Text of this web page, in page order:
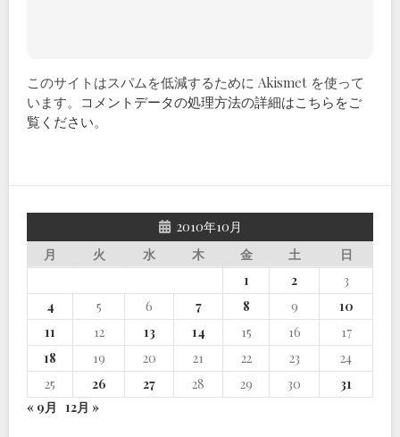
このサイトはスパムを低減するために Akismet を使って
います。 コメントデータの処理方法の詳細はこちらをご
覧ください。
2010年10月
月
火 水 木 金 土
日
1
2
3
4
5 6 7 8 9
10
11
12 13 14 15 16
17
18
19 20 21 22 23
24
25
26 27 28 29 30
31
« 9月 12月 »